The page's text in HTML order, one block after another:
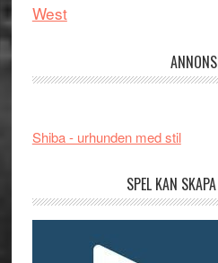
West
Shiba - urhunden med stil
SPEL KAN